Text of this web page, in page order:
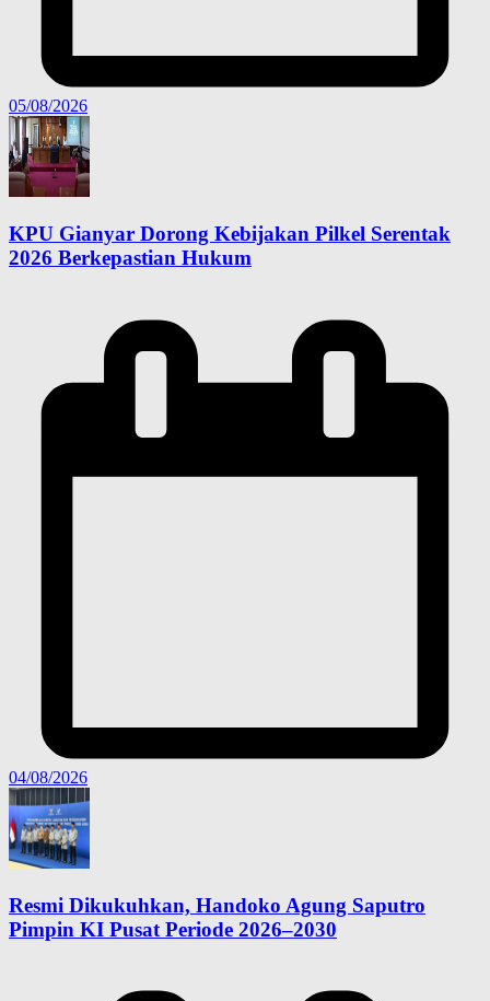
05/08/2026
KPU Gianyar Dorong Kebijakan Pilkel Serentak
2026 Berkepastian Hukum
04/08/2026
Resmi Dikukuhkan, Handoko Agung Saputro
Pimpin KI Pusat Periode 2026–2030